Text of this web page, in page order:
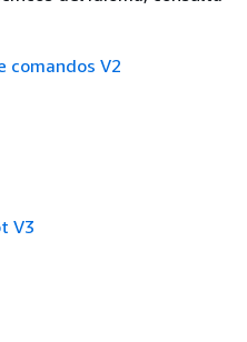
comandos V2
V3